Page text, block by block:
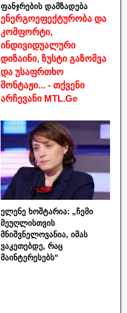
ფანჯრების დამზადება
ენერგოეფექტურობა და
კომფორტი,
ინდივიდუალური
დიზაინი, ზუსტი გაზომვა
და უსაფრთხო
მონტაჟი... - თქვენი
არჩევანი MTL.Ge
ელენე ხოშტარია: „ჩემი
მეუღლისთვის
მნიშვნელოვანია, იმას
ვაკეთებდე, რაც
მაინტერესებს“